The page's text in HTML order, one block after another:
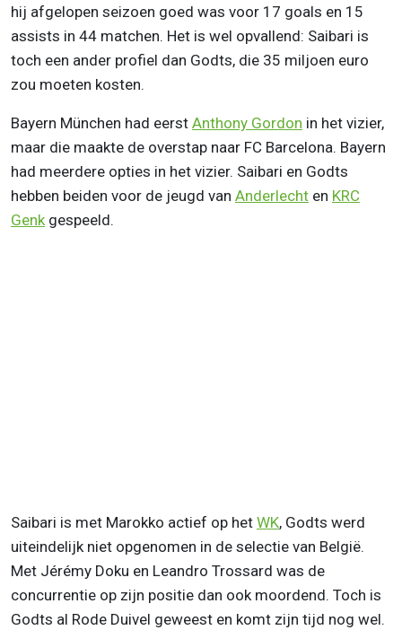
hij afgelopen seizoen goed was voor 17 goals en 15
assists in 44 matchen. Het is wel opvallend: Saibari is
toch een ander profiel dan Godts, die 35 miljoen euro
zou moeten kosten.
Bayern München had eerst Anthony Gordon in het vizier,
maar die maakte de overstap naar FC Barcelona. Bayern
had meerdere opties in het vizier. Saibari en Godts
hebben beiden voor de jeugd van Anderlecht en KRC
Genkgespeeld.
Saibari is met Marokko actief op het WK, Godts werd
uiteindelijk niet opgenomen in de selectie van België.
Met Jérémy Doku en Leandro Trossard was de
concurrentie op zijn positie dan ook moordend. Toch is
Godts al Rode Duivel geweest en komt zijn tijd nog wel.